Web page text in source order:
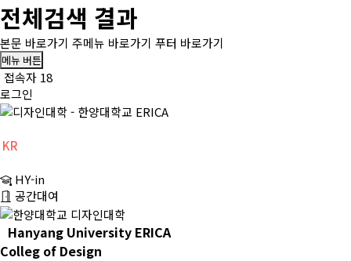
전체검색 결과
본문 바로가기 주메뉴 바로가기 푸터 바로가기
메뉴 버튼
접속자 18
로그인
KR
CH
EN
HY-in
공간대여
Hanyang University ERICA
Colleg of Design